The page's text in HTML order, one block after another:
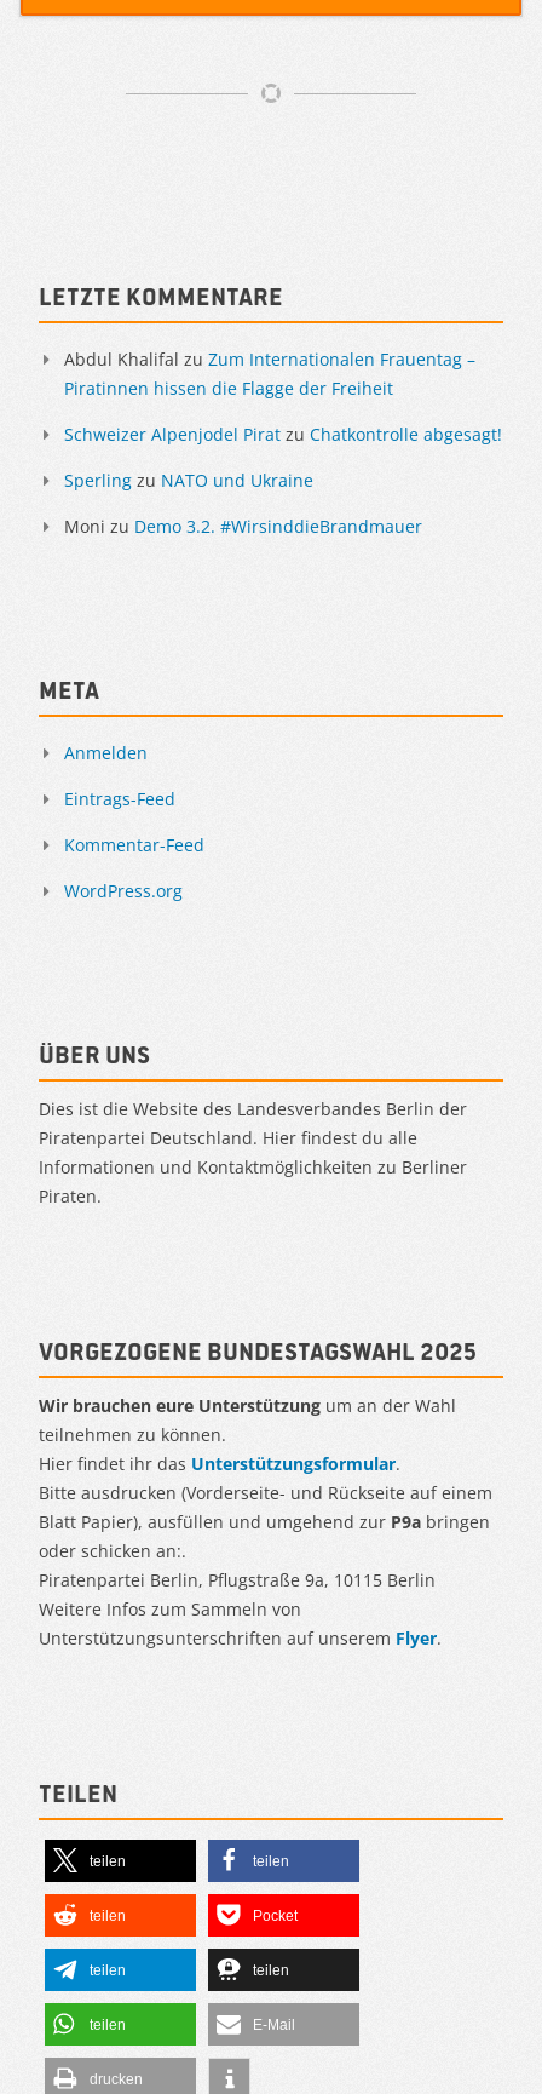
Sidebar
Letzte Kommentare
Abdul Khalifal zu Zum Internationalen Frauentag –
Piratinnen hissen die Flagge der Freiheit
Schweizer Alpenjodel Pirat zu Chatkontrolle abgesagt!
Sperling zu NATO und Ukraine
Moni zu Demo 3.2. #WirsinddieBrandmauer
Meta
Anmelden
Eintrags-Feed
Kommentar-Feed
WordPress.org
Über uns
Dies ist die Website des Landesverbandes Berlin der
Piratenpartei Deutschland. Hier findest du alle
Informationen und Kontaktmöglichkeiten zu Berliner
Piraten.
Vorgezogene Bundestagswahl 2025
Wir brauchen eure Unterstützung um an der Wahl
teilnehmen zu können.
Hier findet ihr das Unterstützungsformular.
Bitte ausdrucken (Vorderseite- und Rückseite auf einem
Blatt Papier), ausfüllen und umgehend zur P9a bringen
oder schicken an:.
Piratenpartei Berlin, Pflugstraße 9a, 10115 Berlin
Weitere Infos zum Sammeln von
Unterstützungsunterschriften auf unserem Flyer.
Teilen
teilen teilen
teilen Pocket
teilen teilen
teilen E-Mail
drucken